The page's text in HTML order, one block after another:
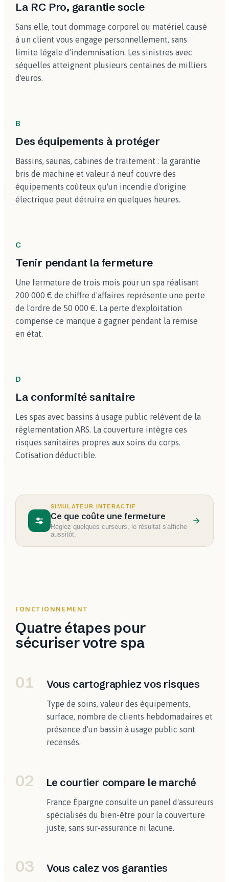
La RC Pro, garantie socle
Sans elle, tout dommage corporel ou matériel causé
à un client vous engage personnellement, sans
limite légale d'indemnisation. Les sinistres avec
séquelles atteignent plusieurs centaines de milliers
d'euros.
B
Des équipements à protéger
Bassins, saunas, cabines de traitement : la garantie
bris de machine et valeur à neuf couvre des
équipements coûteux qu'un incendie d'origine
électrique peut détruire en quelques heures.
C
Tenir pendant la fermeture
Une fermeture de trois mois pour un spa réalisant
200 000 € de chiffre d'affaires représente une perte
de l'ordre de 50 000 €. La perte d'exploitation
compense ce manque à gagner pendant la remise
en état.
D
La conformité sanitaire
Les spas avec bassins à usage public relèvent de la
réglementation ARS. La couverture intègre ces
risques sanitaires propres aux soins du corps.
Cotisation déductible.
SIMULATEUR INTERACTIF
Ce que coûte une fermeture
Réglez quelques curseurs, le résultat s'affiche
aussitôt.
FONCTIONNEMENT
Quatre étapes pour
sécuriser votre spa
01 Vous cartographiez vos risques
Type de soins, valeur des équipements,
surface, nombre de clients hebdomadaires et
présence d'un bassin à usage public sont
recensés.
02 Le courtier compare le marché
France Épargne consulte un panel d'assureurs
spécialisés du bien-être pour la couverture
juste, sans sur-assurance ni lacune.
03 Vous calez vos garanties